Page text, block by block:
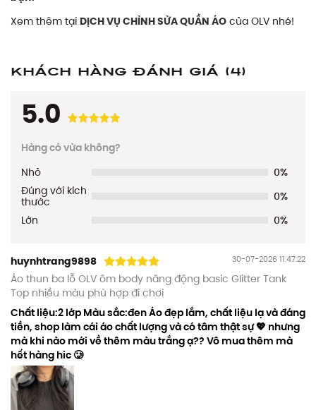
Xem thêm tại DỊCH VỤ CHỈNH SỬA QUẦN ÁO của OLV nhé!
Khách hàng đánh giá (4)
5.0
Hàng có vừa không?
Nhỏ
0%
Đúng với kích
thước
0%
Lớn
0%
huynhtrang9898 30-07-2026 11:47:22
Áo thun ba lỗ OLV ôm body năng động basic Glitter Tank
Top nhiều màu phù hợp đi chơi
Chất liệu:2 lớp Màu sắc:đen Áo đẹp lắm, chất liệu lạ và đáng
tiền, shop làm cái áo chất lượng và có tâm thật sự 💖 nhưng
mà khi nào mới về thêm màu trắng ạ?? Vô mua thêm mà
hết hàng hic 🥲